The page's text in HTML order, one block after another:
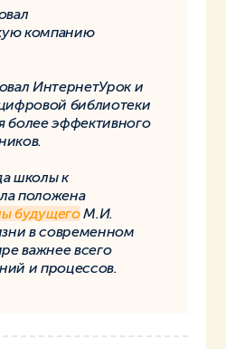
компанию
ИнтернетУрок и
библиотеки
более эффективного
школы к
положена
будущегоМ.И.
в современном
важнее всего
и процессов.